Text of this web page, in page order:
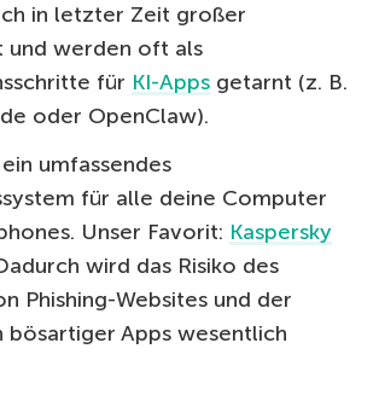
in letzter Zeit großer
und werden oft als
für KI-Apps getarnt (z. B.
oder OpenClaw).
umfassendes
für alle deine Computer
Unser Favorit: Kaspersky
wird das Risiko des
Phishing-Websites und der
bösartiger Apps wesentlich